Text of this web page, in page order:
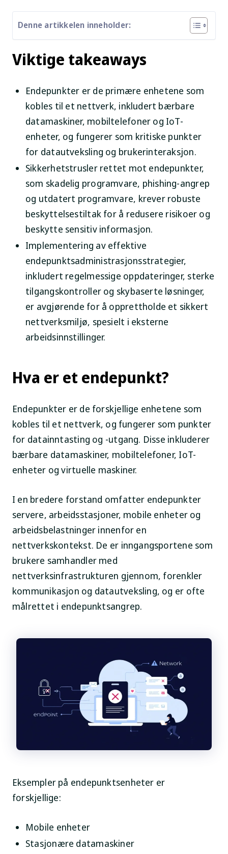
Denne artikkelen inneholder:
Viktige takeaways
Endepunkter er de primære enhetene som
kobles til et nettverk, inkludert bærbare
datamaskiner, mobiltelefoner og IoT-
enheter, og fungerer som kritiske punkter
for datautveksling og brukerinteraksjon.
Sikkerhetstrusler rettet mot endepunkter,
som skadelig programvare, phishing-angrep
og utdatert programvare, krever robuste
beskyttelsestiltak for å redusere risikoer og
beskytte sensitiv informasjon.
Implementering av effektive
endepunktsadministrasjonsstrategier,
inkludert regelmessige oppdateringer, sterke
tilgangskontroller og skybaserte løsninger,
er avgjørende for å opprettholde et sikkert
nettverksmiljø, spesielt i eksterne
arbeidsinnstillinger.
Hva er et endepunkt?
Endepunkter er de forskjellige enhetene som
kobles til et nettverk, og fungerer som punkter
for datainntasting og -utgang. Disse inkluderer
bærbare datamaskiner, mobiltelefoner, IoT-
enheter og virtuelle maskiner.
I en bredere forstand omfatter endepunkter
servere, arbeidsstasjoner, mobile enheter og
arbeidsbelastninger innenfor en
nettverkskontekst. De er inngangsportene som
brukere samhandler med
nettverksinfrastrukturen gjennom, forenkler
kommunikasjon og datautveksling, og er ofte
målrettet i endepunktsangrep.
Eksempler på endepunktsenheter er
forskjellige:
Mobile enheter
Stasjonære datamaskiner